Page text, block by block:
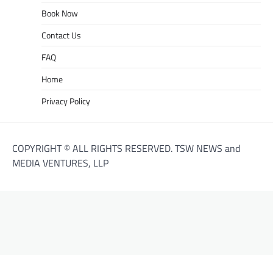
Book Now
Contact Us
FAQ
Home
Privacy Policy
COPYRIGHT © ALL RIGHTS RESERVED. TSW NEWS and
MEDIA VENTURES, LLP